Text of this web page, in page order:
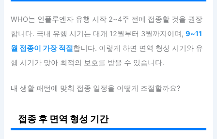
WHO는 인플루엔자 유행 시작 2~4주 전에 접종할 것을 권장
합니다. 국내 유행 시기는 대개 12월부터 3월까지이며,9~11
월 접종이 가장 적절합니다. 이렇게 하면 면역 형성 시기와 유
행 시기가 맞아 최적의 보호를 받을 수 있습니다.
내 생활 패턴에 맞춰 접종 일정을 어떻게 조절할까요?
접종 후 면역 형성 기간